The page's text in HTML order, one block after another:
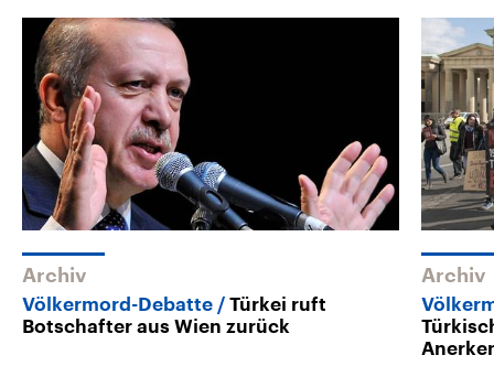
Archiv
Völkermord-Debatte
Türkei ruft
Botschafter aus Wien zurück
Archiv